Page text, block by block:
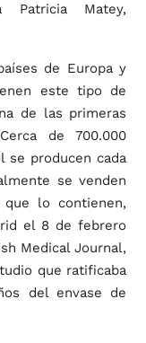
Patricia Matey,
de Europa y
este tipo de
de las primeras
de 700.000
se producen cada
se venden
lo contienen,
el 8 de febrero
Medical Journal,
que ratificaba
del envase de